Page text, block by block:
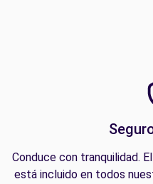
Conduce con tranquilidad.
está incluido en todos